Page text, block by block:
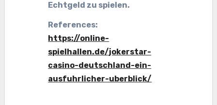
Echtgeld zu spielen.
References:
https://online-
spielhallen.de/jokerstar-
casino-deutschland-ein-
ausfuhrlicher-uberblick/